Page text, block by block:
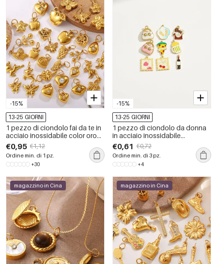
-15%
13-25 GIORNI
1 pezzo di ciondolo fai da te in
acciaio inossidabile color oro
impermeabile
€0,95 €1,12
Ordine min. di 1 pz.
+30
-15%
13-25 GIORNI
1 pezzo di ciondolo da donna
in acciaio inossidabile
impermeabile color oro con
motivo alimentare semplice
€0,61 €0,72
Ordine min. di 3 pz.
+4
magazzino in Cina magazzino in Cina